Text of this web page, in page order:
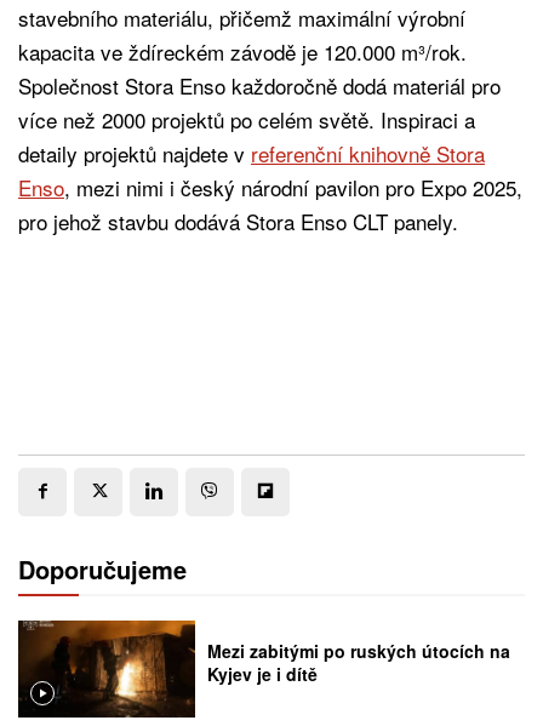
stavebního materiálu, přičemž maximální výrobní
kapacita ve ždíreckém závodě je 120.000 m³/rok.
Společnost Stora Enso každoročně dodá materiál pro
více než 2000 projektů po celém světě. Inspiraci a
detaily projektů najdete v referenční knihovně Stora
Enso, mezi nimi i český národní pavilon pro Expo 2025,
pro jehož stavbu dodává Stora Enso CLT panely.
Doporučujeme
Mezi zabitými po ruských útocích na
Kyjev je i dítě